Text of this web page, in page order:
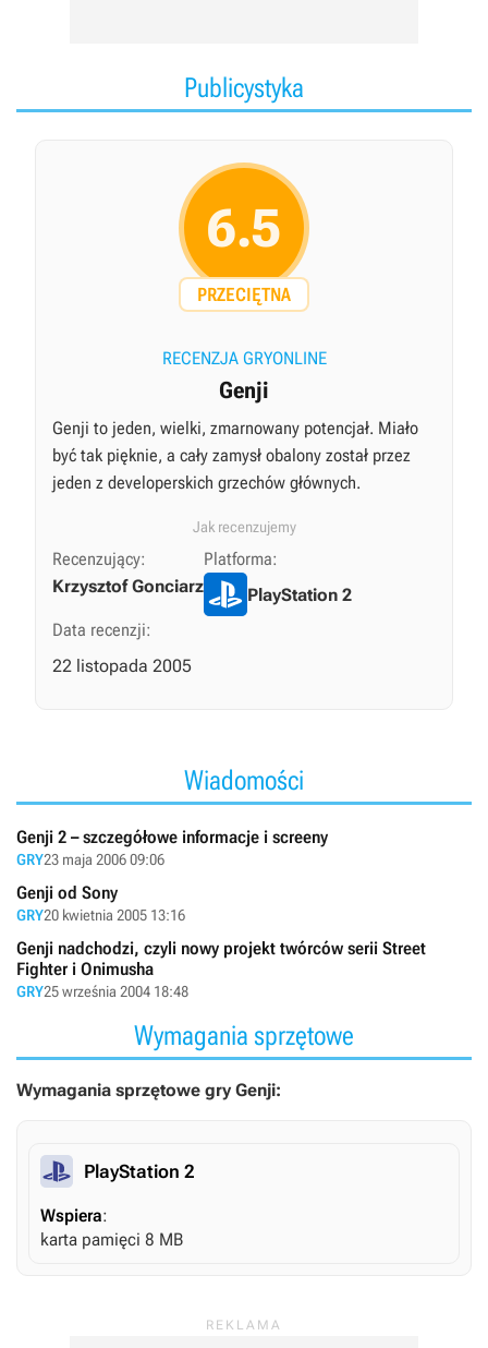
Publicystyka
6.5
PRZECIĘTNA
RECENZJA GRYONLINE
Genji
Genji to jeden, wielki, zmarnowany potencjał. Miało
być tak pięknie, a cały zamysł obalony został przez
jeden z developerskich grzechów głównych.
Jak recenzujemy
Recenzujący:
Krzysztof Gonciarz
Platforma:
PlayStation 2
Data recenzji:
22 listopada 2005
Wiadomości
Genji 2 – szczegółowe informacje i screeny
GRY23 maja 2006 09:06
Genji od Sony
GRY20 kwietnia 2005 13:16
Genji nadchodzi, czyli nowy projekt twórców serii Street
Fighter i Onimusha
GRY25 września 2004 18:48
Wymagania sprzętowe
Wymagania sprzętowe gry Genji:
PlayStation 2
Wspiera:
karta pamięci 8 MB